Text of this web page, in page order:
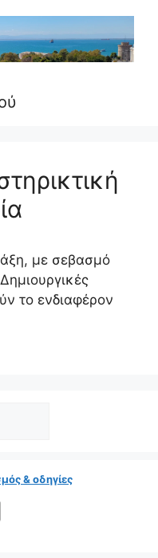
με σεβασμό
το ενδιαφέρον
& οδηγίες